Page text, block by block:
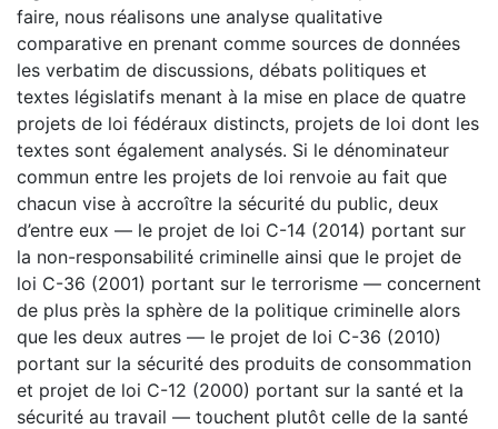
faire, nous réalisons une analyse qualitative
comparative en prenant comme sources de données
les verbatim de discussions, débats politiques et
textes législatifs menant à la mise en place de quatre
projets de loi fédéraux distincts, projets de loi dont les
textes sont également analysés. Si le dénominateur
commun entre les projets de loi renvoie au fait que
chacun vise à accroître la sécurité du public, deux
d’entre eux — le projet de loi C-14 (2014) portant sur
la non-responsabilité criminelle ainsi que le projet de
loi C-36 (2001) portant sur le terrorisme — concernent
de plus près la sphère de la politique criminelle alors
que les deux autres — le projet de loi C-36 (2010)
portant sur la sécurité des produits de consommation
et projet de loi C-12 (2000) portant sur la santé et la
sécurité au travail — touchent plutôt celle de la santé